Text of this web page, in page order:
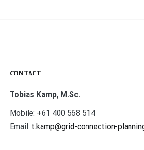
CONTACT
Tobias Kamp, M.Sc.
Mobile: +61 400 568 514
Email: t.kamp@grid-connection-